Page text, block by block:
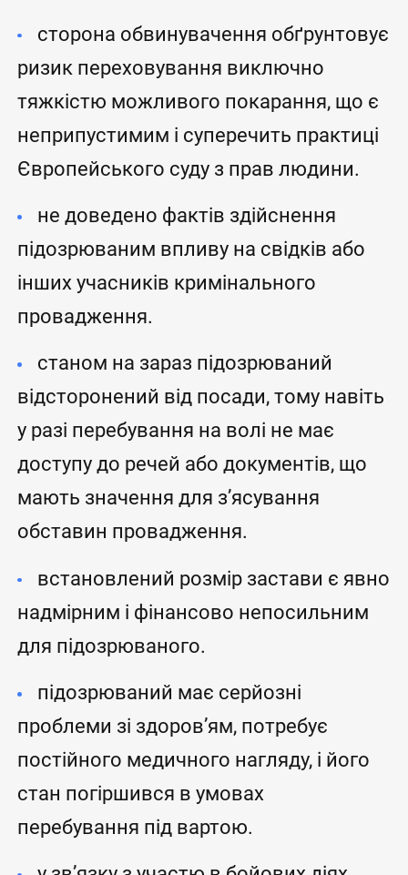
сторона обвинувачення обґрунтовує
ризик переховування виключно
тяжкістю можливого покарання, що є
неприпустимим і суперечить практиці
Європейського суду з прав людини.
не доведено фактів здійснення
підозрюваним впливу на свідків або
інших учасників кримінального
провадження.
станом на зараз підозрюваний
відсторонений від посади, тому навіть
у разі перебування на волі не має
доступу до речей або документів, що
мають значення для з’ясування
обставин провадження.
встановлений розмір застави є явно
надмірним і фінансово непосильним
для підозрюваного.
підозрюваний має серйозні
проблеми зі здоров’ям, потребує
постійного медичного нагляду, і його
стан погіршився в умовах
перебування під вартою.